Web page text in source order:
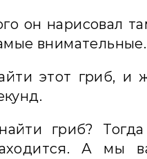
он нарисовал
внимательные.
этот гриб, и
гриб?
А мы